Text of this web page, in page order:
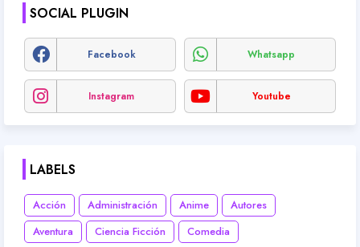
SOCIAL PLUGIN
Facebook Whatsapp
Instagram Youtube
LABELS
Acción Administración Anime
Autores
Aventura
Ciencia Ficción Comedia